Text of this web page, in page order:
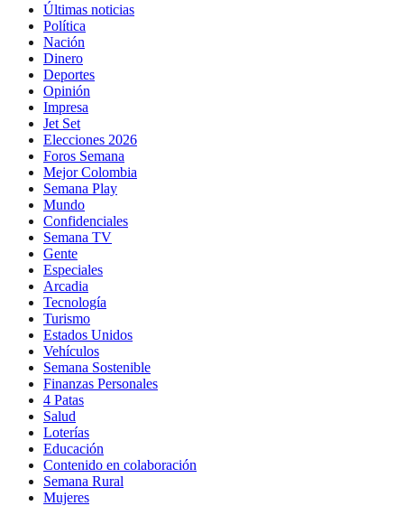
Últimas noticias
Política
Nación
Dinero
Deportes
Opinión
Impresa
Jet Set
Elecciones 2026
Foros Semana
Mejor Colombia
Semana Play
Mundo
Confidenciales
Semana TV
Gente
Especiales
Arcadia
Tecnología
Turismo
Estados Unidos
Vehículos
Semana Sostenible
Finanzas Personales
4 Patas
Salud
Loterías
Educación
Contenido en colaboración
Semana Rural
Mujeres